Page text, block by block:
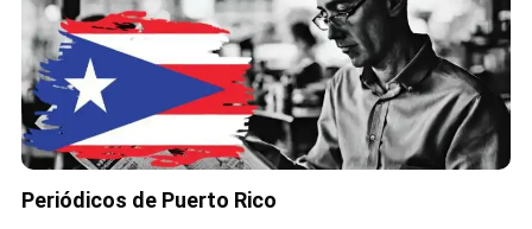
Periódicos de Puerto Rico